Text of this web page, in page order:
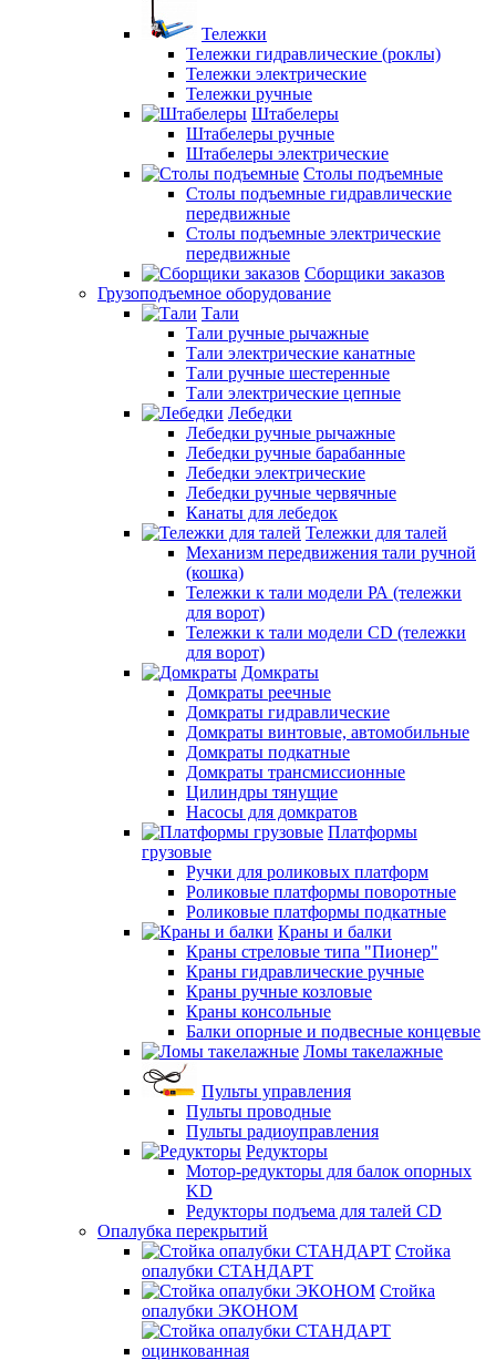
Тележки
Тележки гидравлические (роклы)
Тележки электрические
Тележки ручные
Штабелеры
Штабелеры ручные
Штабелеры электрические
Столы подъемные
Столы подъемные гидравлические
передвижные
Столы подъемные электрические
передвижные
Сборщики заказов
Грузоподъемное оборудование
Тали
Тали ручные рычажные
Тали электрические канатные
Тали ручные шестеренные
Тали электрические цепные
Лебедки
Лебедки ручные рычажные
Лебедки ручные барабанные
Лебедки электрические
Лебедки ручные червячные
Канаты для лебедок
Тележки для талей
Механизм передвижения тали ручной
(кошка)
Тележки к тали модели РА (тележки
для ворот)
Тележки к тали модели CD (тележки
для ворот)
Домкраты
Домкраты реечные
Домкраты гидравлические
Домкраты винтовые, автомобильные
Домкраты подкатные
Домкраты трансмиссионные
Цилиндры тянущие
Насосы для домкратов
Платформы
грузовые
Ручки для роликовых платформ
Роликовые платформы поворотные
Роликовые платформы подкатные
Краны и балки
Краны стреловые типа "Пионер"
Краны гидравлические ручные
Краны ручные козловые
Краны консольные
Балки опорные и подвесные концевые
Ломы такелажные
Пульты управления
Пульты проводные
Пульты радиоуправления
Редукторы
Мотор-редукторы для балок опорных
KD
Редукторы подъема для талей CD
Опалубка перекрытий
Стойка
опалубки СТАНДАРТ
Стойка
опалубки ЭКОНОМ